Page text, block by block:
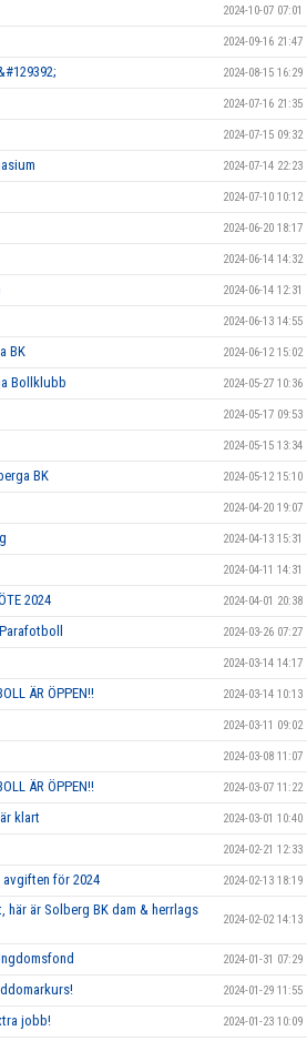
2024-10-07 07:01
2024-09-16 21:47
2024-08-15 16:29
2024-07-16 21:35
2024-07-15 09:32
2024-07-14 22:23
2024-07-10 10:12
2024-06-20 18:17
2024-06-14 14:32
2024-06-14 12:31
2024-06-13 14:55
BK 2024-06-12 15:02
Bollklubb 2024-05-27 10:36
2024-05-17 09:53
2024-05-15 13:34
BK 2024-05-12 15:10
2024-04-20 19:07
2024-04-13 15:31
2024-04-11 14:31
2024 2024-04-01 20:38
2024-03-26 07:27
2024-03-14 14:17
ÄR ÖPPEN!! 2024-03-14 10:13
2024-03-11 09:02
2024-03-08 11:07
ÄR ÖPPEN!! 2024-03-07 11:22
klart 2024-03-01 10:40
2024-02-21 12:33
för 2024 2024-02-13 18:19
här är Solberg BK dam & herrlags
2024-02-02 14:13
2024-01-31 07:29
2024-01-29 11:55
jobb! 2024-01-23 10:09